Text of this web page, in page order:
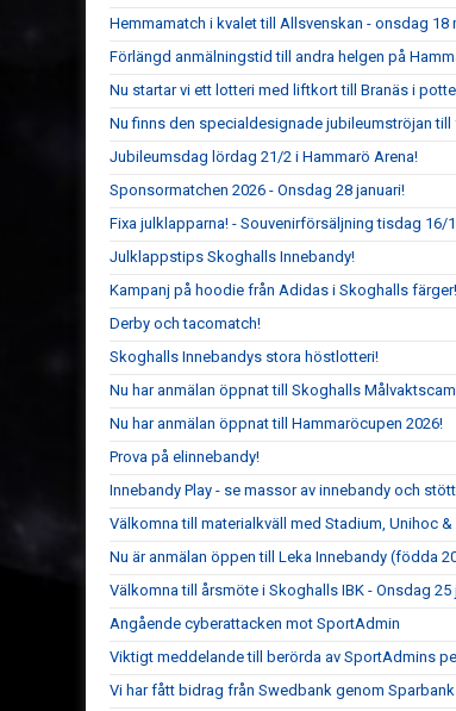
Hemmamatch i kvalet till Allsvenskan - onsdag 18
Förlängd anmälningstid till andra helgen på
Nu startar vi ett lotteri med liftkort till Branäs i
Nu finns den specialdesignade jubileumströjan
Jubileumsdag lördag 21/2 i Hammarö Arena!
Sponsormatchen 2026 - Onsdag 28 januari!
Fixa julklapparna! - Souvenirförsäljning tisdag 16/
Julklappstips Skoghalls Innebandy!
Kampanj på hoodie från Adidas i Skoghalls färger!
Derby och tacomatch!
Skoghalls Innebandys stora höstlotteri!
Nu har anmälan öppnat till Skoghalls
Nu har anmälan öppnat till Hammaröcupen 2026!
Prova på elinnebandy!
Innebandy Play - se massor av innebandy och
Välkomna till materialkväll med Stadium, Unihoc
Nu är anmälan öppen till Leka Innebandy (födda
Välkomna till årsmöte i Skoghalls IBK - Onsdag 25
Angående cyberattacken mot SportAdmin
Viktigt meddelande till berörda av SportAdmins
Vi har fått bidrag från Swedbank genom